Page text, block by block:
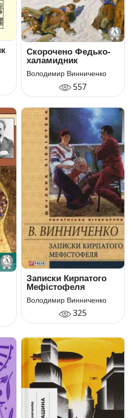
Скорочено Федько-
халамидник
Володимир Винниченко
557
Записки Кирпатого
Мефістофеля
Володимир Винниченко
325